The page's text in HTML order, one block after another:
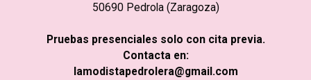
50690 Pedrola (Zaragoza)
Pruebas presenciales solo con cita previa.
Contacta en:
lamodistapedrolera@gmail.com